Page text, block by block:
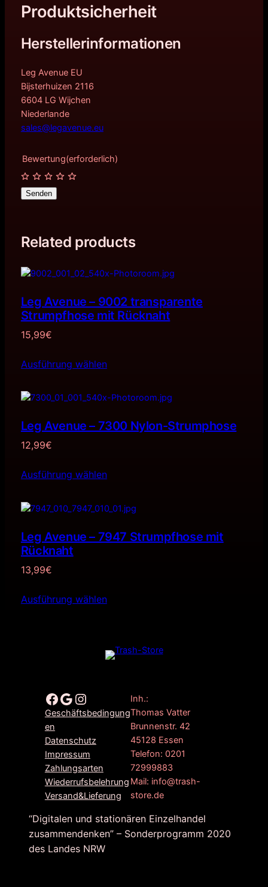
Produktsicherheit
Herstellerinformationen
Leg Avenue EU
Bijsterhuizen 2116
6604 LG Wijchen
Niederlande
sales@legavenue.eu
Bewertung(erforderlich)
Senden
Related products
Leg Avenue – 9002 transparente
Strumpfhose mit Rücknaht
15,99€
Ausführung wählen
Leg Avenue – 7300 Nylon-Strumphose
12,99€
Ausführung wählen
Leg Avenue – 7947 Strumpfhose mit
Rücknaht
13,99€
Ausführung wählen
Facebook Google Instagram
Geschäftsbedingung
en
Datenschutz
Impressum
Zahlungsarten
Wiederrufsbelehrung
Versand&Lieferung
Inh.:
Thomas Vatter
Brunnenstr. 42
45128 Essen
Telefon: 0201
72999883
Mail: info@trash-
store.de
“Digitalen und stationären Einzelhandel
zusammendenken” – Sonderprogramm 2020
des Landes NRW